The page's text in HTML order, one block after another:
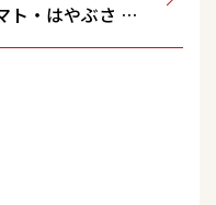
ト・はやぶさ オ
ジナルセレクショ
インターネット